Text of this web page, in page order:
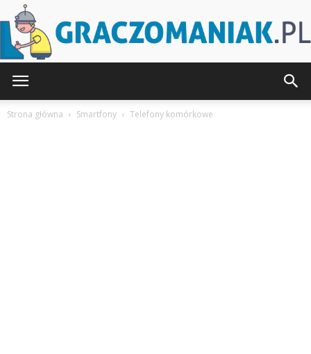
Strona główna Smartfony Telefony komórkowe